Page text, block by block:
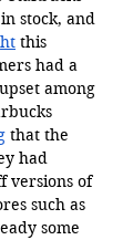
in stock, and
this
had a
among
that the
had
versions of
such as
some